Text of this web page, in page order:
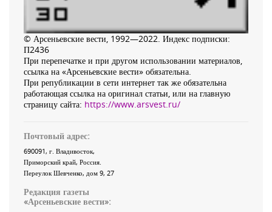
© Арсеньевские вести, 1992—2022. Индекс подписки:
П2436
При перепечатке и при другом использовании материалов,
ссылка на «Арсеньевские вести» обязательна.
При републикации в сети интернет так же обязательна
работающая ссылка на оригинал статьи, или на главную
страницу сайта: https://www.arsvest.ru/
Почтовый адрес:
690091, г. Владивосток,
Приморский край, Россия
Переулок Шевченко, дом 9, 27
Редакция газеты
«Арсеньевские вести»: